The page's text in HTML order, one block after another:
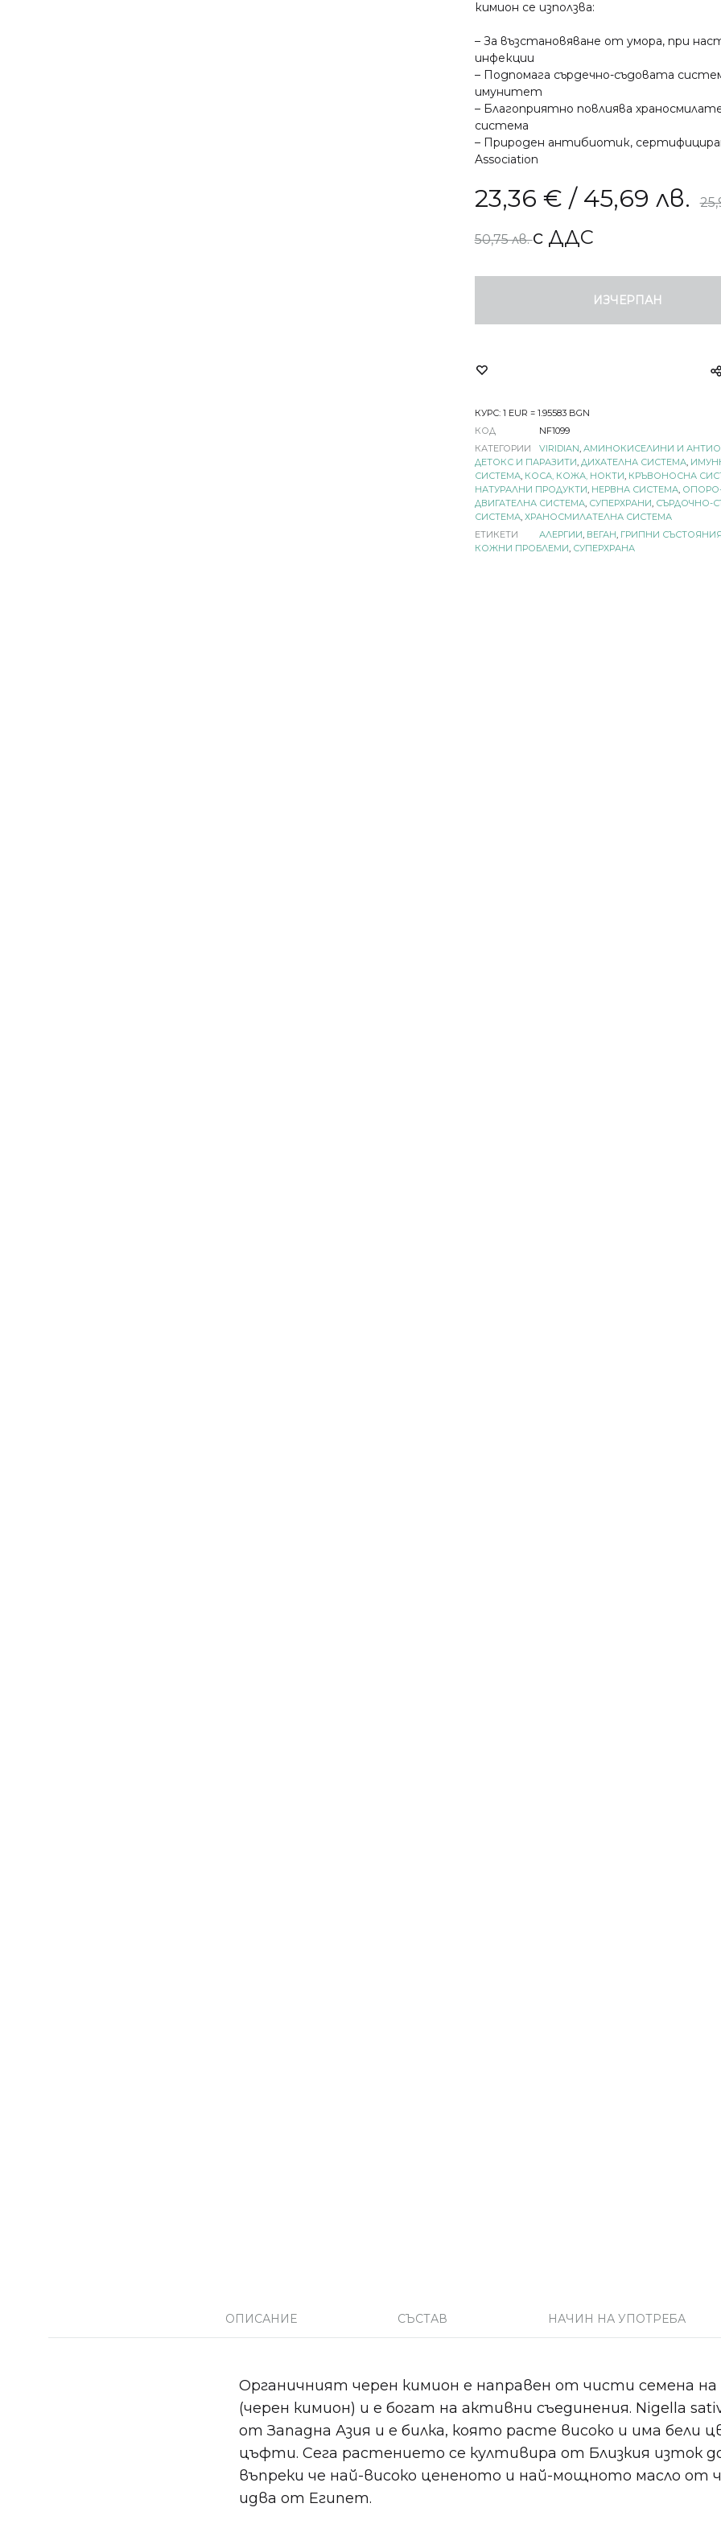
УМОРА И ОТПАДНАЛОСТ
КОЗМЕТИКА
кимион се използва:
– За възстановяване от умора, при
инфекции
– Подпомага сърдечно-съдовата
имунитет
– Благоприятно повлиява
система
– Природен антибиотик,
Association
23,36 € / 45,69 лв.
50,75 лв.с ДДС
ИЗЧЕРПАН
КУРС: 1 EUR = 1.95583 BGN
КОД
NF1099
КАТЕГОРИИ
VIRIDIAN, АМИНОКИСЕЛИНИ И
ДЕТОКС И ПАРАЗИТИ, ДИХАТЕЛНА СИСТЕМА,
СИСТЕМА, КОСА, КОЖА, НОКТИ, КРЪВОНОСНА
НАТУРАЛНИ ПРОДУКТИ, НЕРВНА СИСТЕМА,
ДВИГАТЕЛНА СИСТЕМА, СУПЕРХРАНИ, СЪРДОЧНО-
СИСТЕМА, ХРАНОСМИЛАТЕЛНА СИСТЕМА
ЕТИКЕТИ
АЛЕРГИИ, ВЕГАН, ГРИПНИ СЪСТОЯНИЯ
КОЖНИ ПРОБЛЕМИ, СУПЕРХРАНА
ОПИСАНИЕ СЪСТАВ НАЧИН НА УПОТРЕБА
Органичният черен кимион е направен от чисти семена на
(черен кимион) и е богат на активни съединения. Nigella
от Западна Азия и е билка, която расте високо и има бели
цъфти. Сега растението се култивира от Близкия изток
въпреки че най-високо цененото и най-мощното масло от
идва от Египет.